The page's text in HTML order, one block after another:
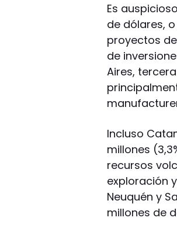
Es
de dólares,
proyectos
de
Aires,
Incluso
millones
recursos
exploración
Neuquén y
millones de